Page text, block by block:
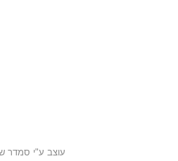
עוצב ע"י סמדר